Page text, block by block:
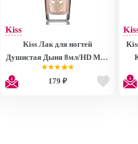
Kiss
Kiss Лак для ногтей
Душистая Дыня 8мл/HD Mini
Nail Polish MNP27
179 ₽